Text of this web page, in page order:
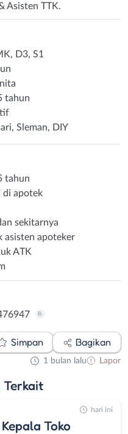
Asisten TTK.
D3, S1
tahun
Sleman, DIY
tahun
di apotek
sekitarnya
asisten apoteker
ATK
Simpan Bagikan
1 bulan lalu Lapor
Terkait
Toko
hari ini